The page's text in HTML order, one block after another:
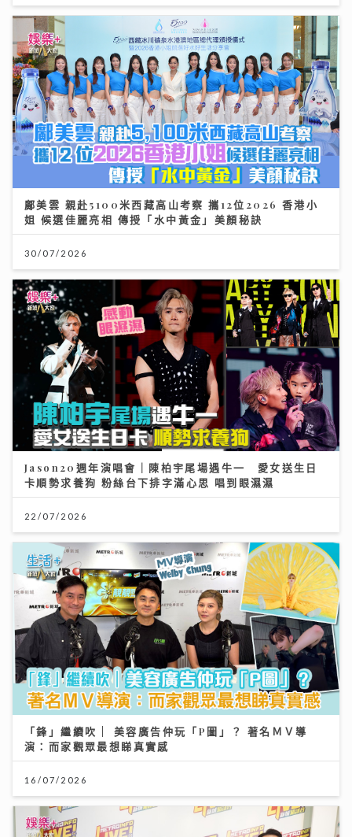
鄺美雲 親赴5100米西藏高山考察 攜12位2026 香港小
姐 候選佳麗亮相 傳授「水中黃金」美顏秘訣
30/07/2026
Jason20週年演唱會｜陳柏宇尾場遇牛一 愛女送生日
卡順勢求養狗 粉絲台下排字滿心思 唱到眼濕濕
22/07/2026
「鋒」繼續吹 | 美容廣告仲玩「P圖」？ 著名ＭＶ導
演：而家觀眾最想睇真實感
16/07/2026